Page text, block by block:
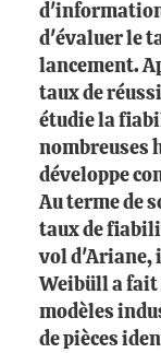
d'évaluer le
lancement.
taux de
étudie la
nombreuses
développe
Au terme de
taux de
vol d'Ariane,
Weibüll a fait
modèles
de pièces